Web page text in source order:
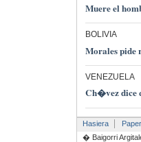
Muere el
BOLIVIA
Morales pide
VENEZUELA
Ch�vez dice
Hasiera
� Baigorri